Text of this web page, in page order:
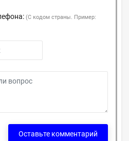
(С кодом страны. Пример:
Оставьте комментарий